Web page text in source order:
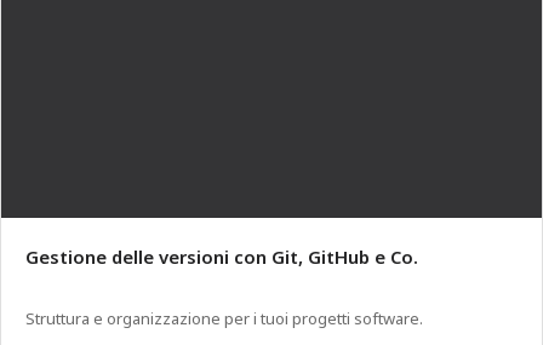
Gestione delle versioni con Git, GitHub e Co.
Struttura e organizzazione per i tuoi progetti software.